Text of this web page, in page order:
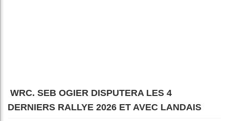
WRC. SEB OGIER DISPUTERA LES 4
DERNIERS RALLYE 2026 ET AVEC LANDAIS